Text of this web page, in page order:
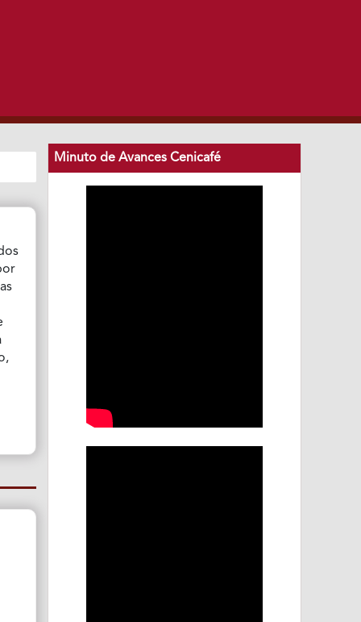
Minuto de Avances Cenicafé